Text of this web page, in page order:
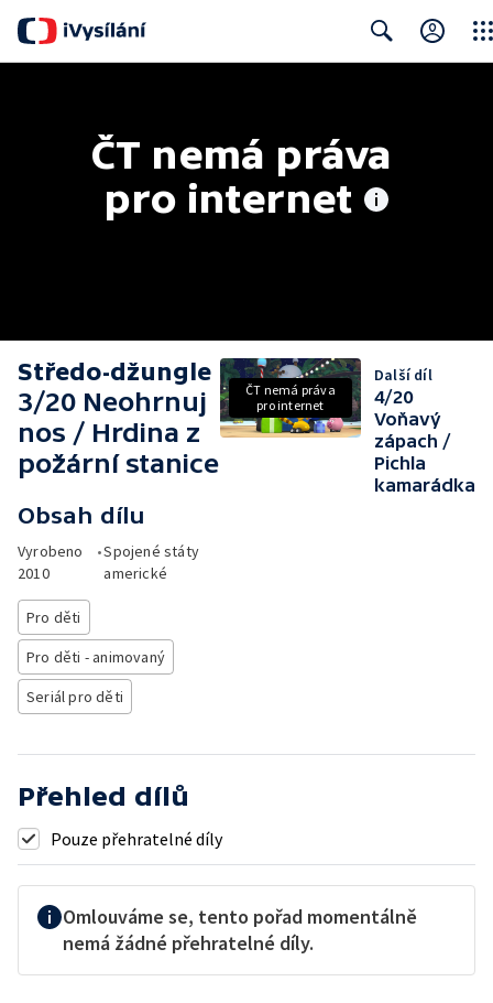
ČT nemá práva
pro internet
Středo-džungle
3/20 Neohrnuj
nos / Hrdina z
požární stanice
Obsah dílu
Vyrobeno
2010
•Spojené státy
americké
Pro děti
Pro děti - animovaný
Seriál pro děti
ČT nemá práva
pro internet
Další díl
4/20
Voňavý
zápach /
Pichla
kamarádka
Přehled dílů
Pouze přehratelné díly
Omlouváme se, tento pořad momentálně
nemá žádné přehratelné díly.